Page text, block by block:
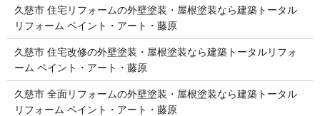
久慈市 住宅リフォームの外壁塗装・屋根塗装なら建築トータル
リフォーム ペイント・アート・藤原
久慈市 住宅改修の外壁塗装・屋根塗装なら建築トータルリフォ
ーム ペイント・アート・藤原
久慈市 全面リフォームの外壁塗装・屋根塗装なら建築トータル
リフォーム ペイント・アート・藤原